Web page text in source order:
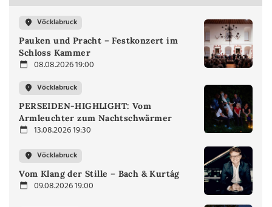
Vöcklabruck
Pauken und Pracht – Festkonzert im
Schloss Kammer
08.08.2026 19:00
Vöcklabruck
PERSEIDEN-HIGHLIGHT: Vom
Armleuchter zum Nachtschwärmer
13.08.2026 19:30
Vöcklabruck
Vom Klang der Stille – Bach & Kurtág
09.08.2026 19:00